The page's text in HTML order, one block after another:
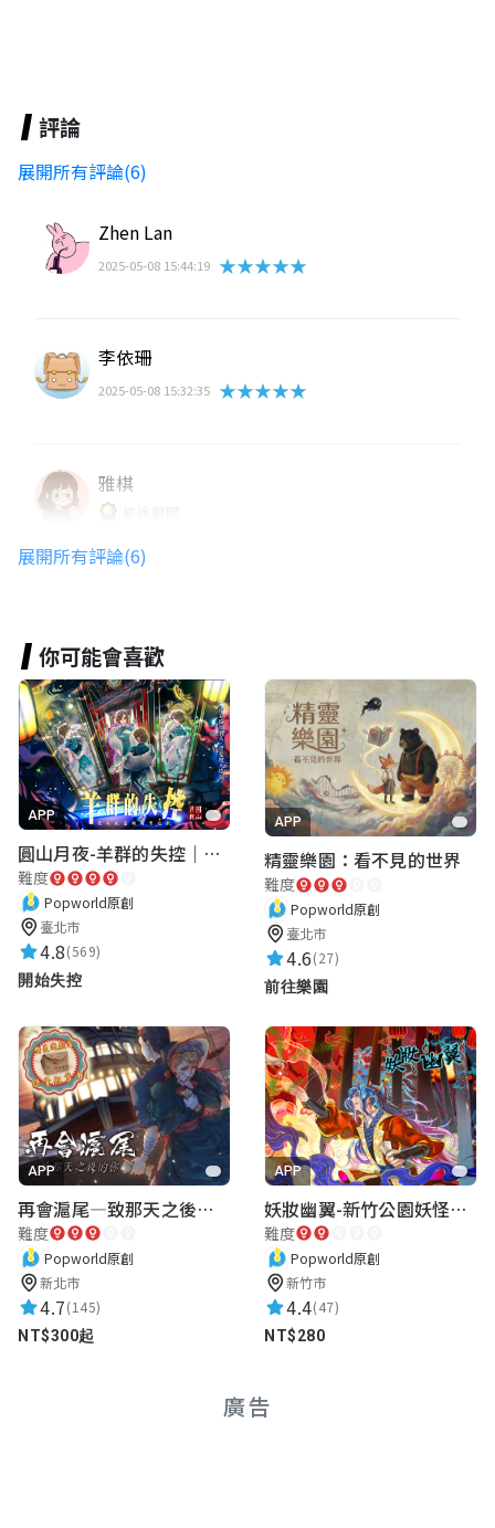
評論
展開所有評論(6)
Zhen Lan
2025-05-08 15:44:19 ★★★★★
李依珊
2025-05-08 15:32:35 ★★★★★
雅棋
2025-05-08 15:12:58
地檢鼠X
2025-05-08 14:52:32 ★★★★★
모윤
★★★★★
展開所有評論(6)
你可能會喜歡
APP
圓山月夜-羊群的失控｜圓山飯店 ARG實境解謎遊戲
難度
Popworld原創
臺北市
4.8(569)
開始失控
APP
精靈樂園：看不見的世界
難度
Popworld原創
臺北市
4.6(27)
前往樂園
APP
再會滬尾—致那天之後的你｜淡水老街實境遊戲｜實體遊戲盒
難度
Popworld原創
新北市
4.7(145)
NT$300起
APP
妖妝幽翼-新竹公園妖怪懸疑事件
難度
Popworld原創
新竹市
4.4(47)
NT$280
廣告